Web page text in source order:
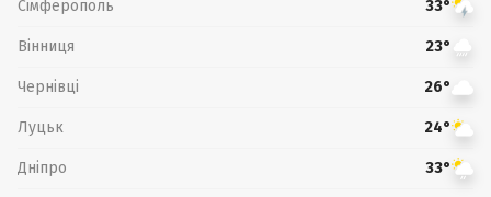
Сімферополь 33°
Вінниця 23°
Чернівці 26°
Луцьк 24°
Дніпро 33°